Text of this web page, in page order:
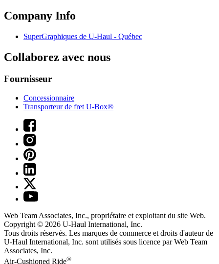
Company Info
SuperGraphiques de U-Haul - Québec
Collaborez avec nous
Fournisseur
Concessionnaire
Transporteur de fret U-Box®
Web Team Associates, Inc., propriétaire et exploitant du site Web.
Copyright © 2026 U-Haul International, Inc.
Tous droits réservés. Les marques de commerce et droits d'auteur de
U-Haul International, Inc. sont utilisés sous licence par Web Team
Associates, Inc.
Air-Cushioned Ride®